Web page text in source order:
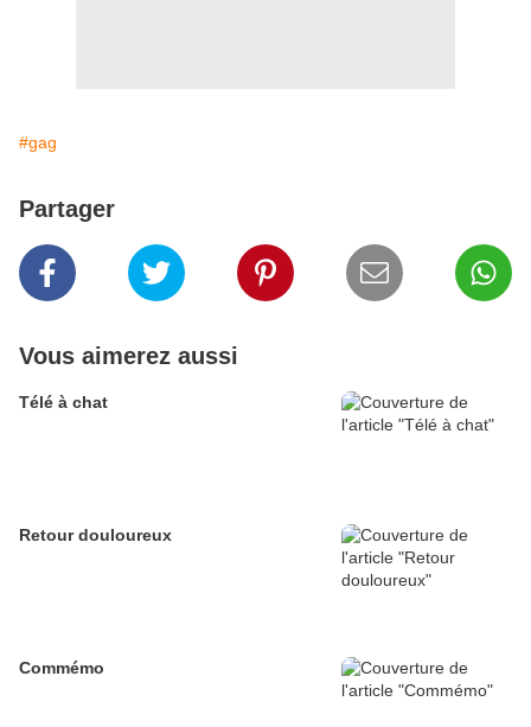
#gag
Partager
Vous aimerez aussi
Télé à chat
Retour douloureux
Commémo